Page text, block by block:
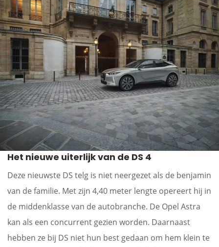
Het nieuwe uiterlijk van de DS 4
Deze nieuwste DS telg is niet neergezet als de benjamin
van de familie. Met zijn 4,40 meter lengte opereert hij in
de middenklasse van de autobranche. De Opel Astra
kan als een concurrent gezien worden. Daarnaast
hebben ze bij DS niet hun best gedaan om hem klein te